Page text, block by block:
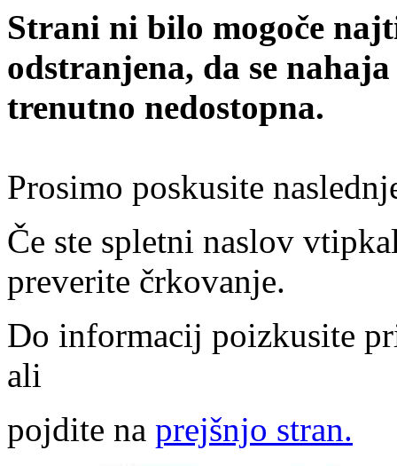
Strani ni bilo mogoče
odstranjena, da se
trenutno nedostopna.
Prosimo poskusite
Če ste spletni naslov
preverite črkovanje.
Do informacij poizkusite
ali
pojdite na prejšnjo stran.